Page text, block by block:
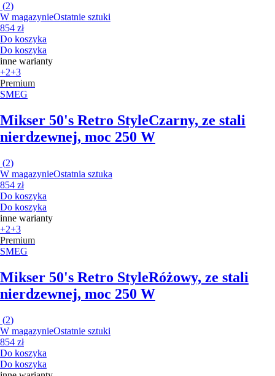
(2)
W magazynieOstatnie sztuki
854 zł
Do koszyka
Do koszyka
inne warianty
+2+3
Premium
SMEG
Mikser 50's Retro StyleCzarny, ze stali
nierdzewnej, moc 250 W
(2)
W magazynieOstatnia sztuka
854 zł
Do koszyka
Do koszyka
inne warianty
+2+3
Premium
SMEG
Mikser 50's Retro StyleRóżowy, ze stali
nierdzewnej, moc 250 W
(2)
W magazynieOstatnie sztuki
854 zł
Do koszyka
Do koszyka